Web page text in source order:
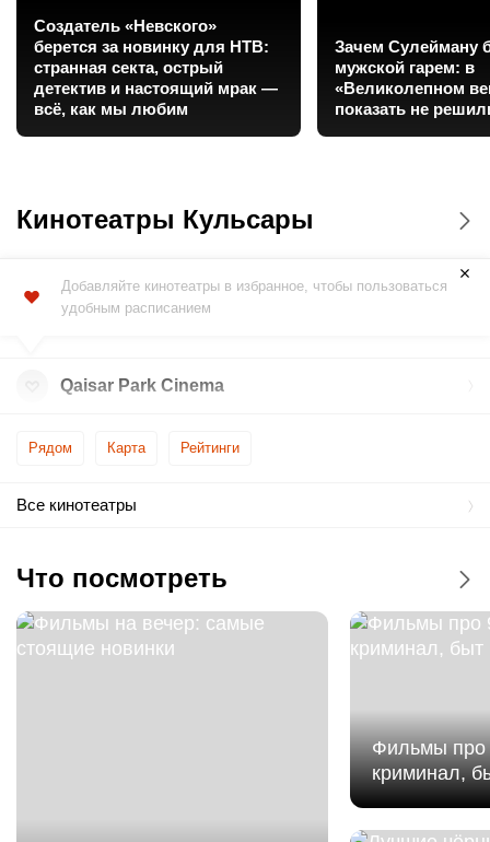
Создатель «Невского»
берется за новинку для НТВ:
странная секта, острый
детектив и настоящий мрак —
всё, как мы любим
Зачем Сулейману
мужской гарем: в
«Великолепном
показать не
Кинотеатры Кульсары
Рядом Карта Рейтинги
Добавляйте кинотеатры в избранное, чтобы пользоваться
удобным расписанием
Qaisar Park Cinema
Все кинотеатры
Что посмотреть
Фильмы про
криминал,